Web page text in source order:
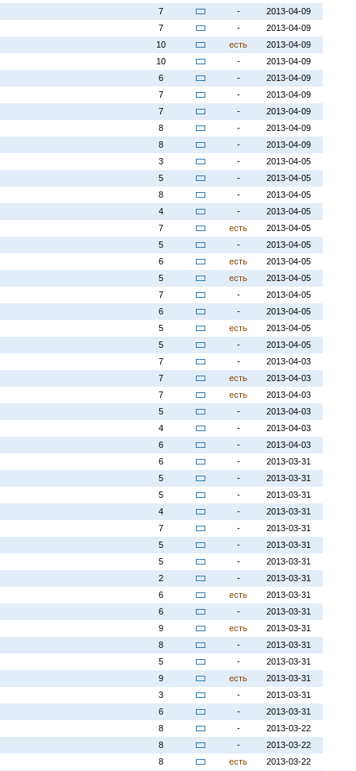
7 -
2013-04-09
7 -
2013-04-09
10 есть
2013-04-09
10 -
2013-04-09
6 -
2013-04-09
7 -
2013-04-09
7 -
2013-04-09
8 -
2013-04-09
8 -
2013-04-09
3 -
2013-04-05
5 -
2013-04-05
8 -
2013-04-05
4 -
2013-04-05
7 есть
2013-04-05
5 -
2013-04-05
6 есть
2013-04-05
5 есть
2013-04-05
7 -
2013-04-05
6 -
2013-04-05
5 есть
2013-04-05
5 -
2013-04-05
7 -
2013-04-03
7 есть
2013-04-03
7 есть
2013-04-03
5 -
2013-04-03
4 -
2013-04-03
6 -
2013-04-03
6 -
2013-03-31
5 -
2013-03-31
5 -
2013-03-31
4 -
2013-03-31
7 -
2013-03-31
5 -
2013-03-31
5 -
2013-03-31
2 -
2013-03-31
6 есть
2013-03-31
6 -
2013-03-31
9 есть
2013-03-31
8 -
2013-03-31
5 -
2013-03-31
9 есть
2013-03-31
3 -
2013-03-31
6 -
2013-03-31
8 -
2013-03-22
8 -
2013-03-22
8 есть
2013-03-22